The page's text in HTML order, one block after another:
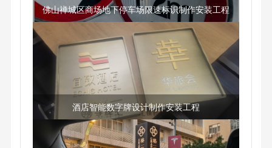
佛山禅城区商场地下停车场限速标识制作安装工程
酒店智能数字牌设计制作安装工程